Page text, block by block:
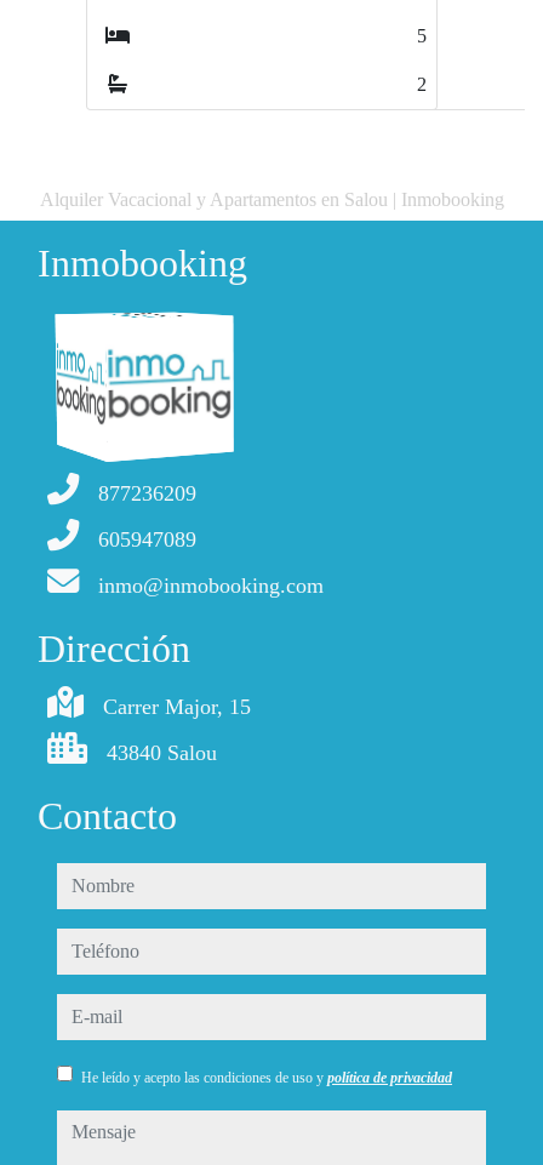
Alquiler Vacacional y Apartamentos en Salou | Inmobooking
Inmobooking
877236209
605947089
inmo@inmobooking.com
Dirección
Carrer Major, 15
43840 Salou
Contacto
nombre
teléfono
e-mail
He leído y acepto las condiciones de uso y política de privacidad
mensaje